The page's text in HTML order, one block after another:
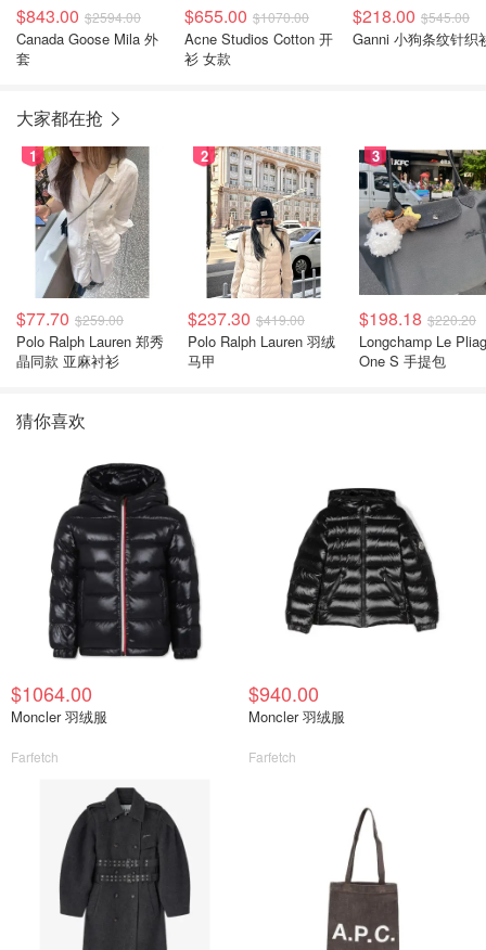
$843.00 $2594.00
Canada Goose Mila 外
套
$655.00 $1070.00
Acne Studios Cotton 开
衫 女款
$218.00 $545.00
Ganni 小狗条纹针织
大家都在抢
1
$77.70 $259.00
Polo Ralph Lauren 郑秀
晶同款 亚麻衬衫
2
$237.30 $419.00
Polo Ralph Lauren 羽绒
马甲
3
$198.18 $220.20
Longchamp Le
One S 手提包
猜你喜欢
$1064.00
Moncler 羽绒服
Farfetch
$940.00
Moncler 羽绒服
Farfetch